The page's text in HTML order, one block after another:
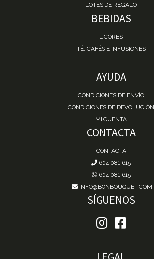
LOTES DE REGALO
BEBIDAS
LICORES
TÉ, CAFÉS E INFUSIONES
AYUDA
CONDICIONES DE ENVÍO
CONDICIONES DE DEVOLUCIÓN
MI CUENTA
CONTACTA
CONTACTA
604 081 615
604 081 615
INFO@BONBOUQUET.COM
SÍGUENOS